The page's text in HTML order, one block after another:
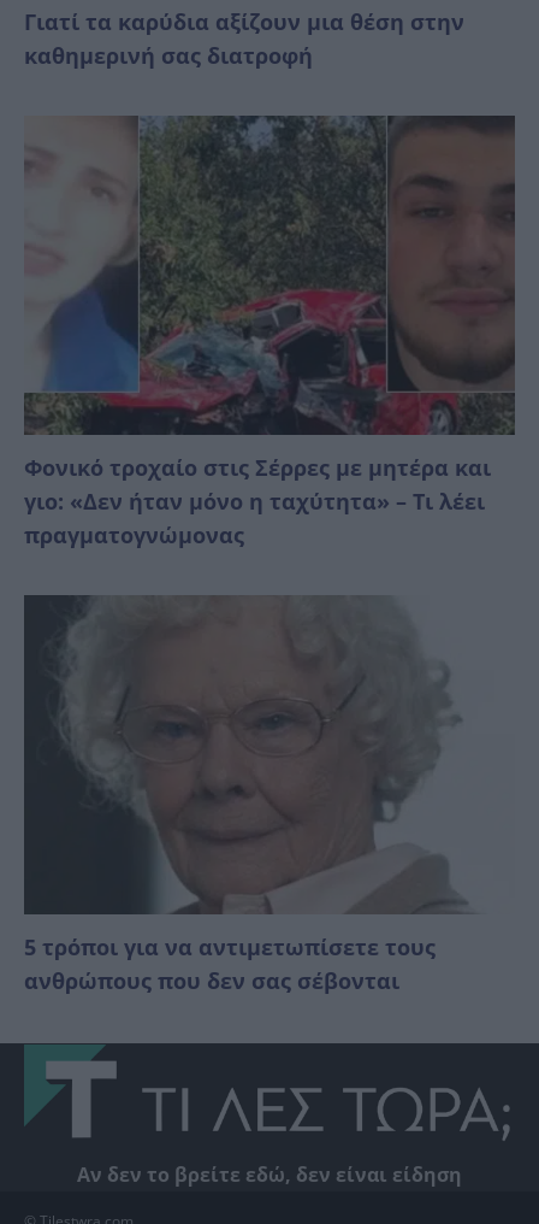
Γιατί τα καρύδια αξίζουν μια θέση στην
καθημερινή σας διατροφή
Φονικό τροχαίο στις Σέρρες με μητέρα και
γιο: «Δεν ήταν μόνο η ταχύτητα» – Τι λέει
πραγματογνώμονας
5 τρόποι για να αντιμετωπίσετε τους
ανθρώπους που δεν σας σέβονται
Αν δεν το βρείτε εδώ, δεν είναι είδηση